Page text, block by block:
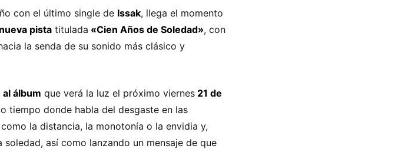
con el último single de Issak, llega el momento
nueva pista titulada «Cien Años de Soledad», con
la senda de su sonido más clásico y
álbum que verá la luz el próximo viernes 21 de
tiempo donde habla del desgaste en las
la distancia, la monotonía o la envidia y,
así como lanzando un mensaje de que